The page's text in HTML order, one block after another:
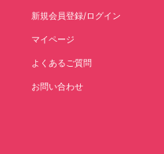
新規会員登録/ログイン
マイページ
よくあるご質問
お問い合わせ